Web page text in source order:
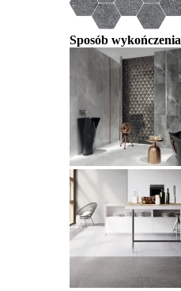
Sposób wykończenia